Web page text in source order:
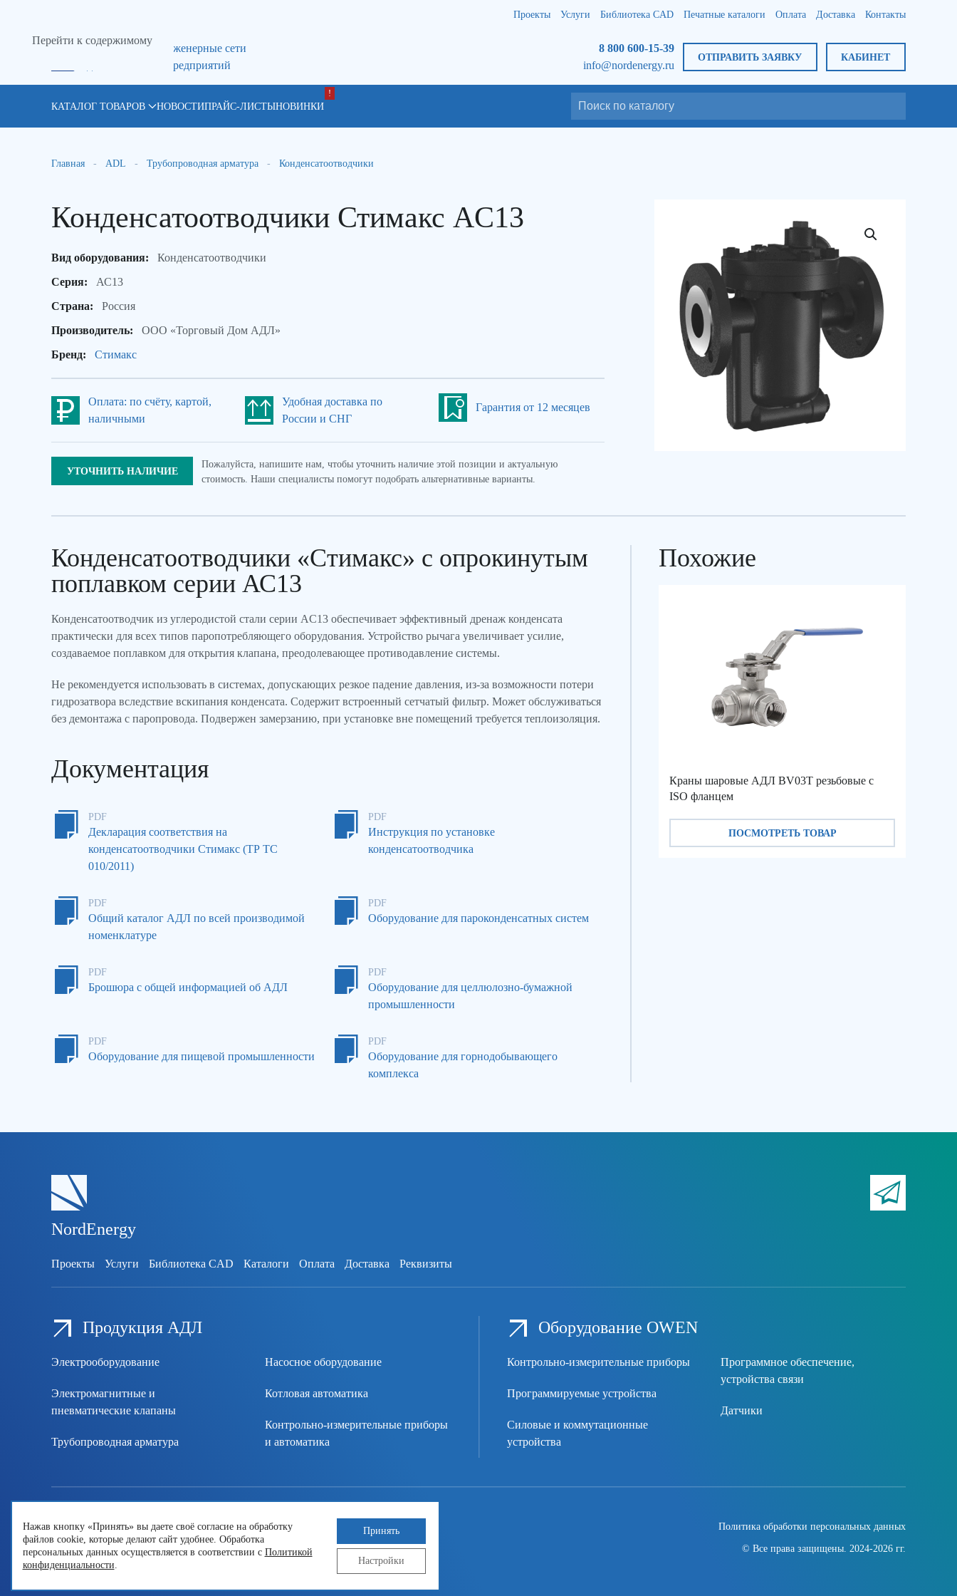
Перейти к содержимому
Проекты Услуги Библиотека CAD Печатные каталоги Оплата Доставка Контакты
NordEnergy — инженерные сети
для компаний и предприятий
8 800 600-15-39
info@nordenergy.ru
ОТПРАВИТЬ ЗАЯВКУ КАБИНЕТ
КАТАЛОГ ТОВАРОВ НОВОСТИПРАЙС-ЛИСТЫНОВИНКИ
Главная ADL Трубопроводная арматура Конденсатоотводчики
Конденсатоотводчики Стимакс AC13
Вид оборудования:
Конденсатоотводчики
Серия:
АС13
Страна:
Россия
Производитель:
ООО «Торговый Дом АДЛ»
Бренд:
Стимакс
Оплата: по счёту, картой,
наличными
Удобная доставка по
России и СНГ
Гарантия от 12 месяцев
УТОЧНИТЬ НАЛИЧИЕ
Пожалуйста, напишите нам, чтобы уточнить наличие этой позиции и актуальную
стоимость. Наши специалисты помогут подобрать альтернативные варианты.
Конденсатоотводчики «Стимакс» с опрокинутым
поплавком серии АС13
Конденсатоотводчик из углеродистой стали серии AC13 обеспечивает эффективный дренаж конденсата
практически для всех типов паропотребляющего оборудования. Устройство рычага увеличивает усилие,
создаваемое поплавком для открытия клапана, преодолевающее противодавление системы.
Не рекомендуется использовать в системах, допускающих резкое падение давления, из-за возможности потери
гидрозатвора вследствие вскипания конденсата. Содержит встроенный сетчатый фильтр. Может обслуживаться
без демонтажа с паропровода. Подвержен замерзанию, при установке вне помещений требуется теплоизоляция.
Документация
PDF
Декларация соответствия на
конденсатоотводчики Стимакс (ТР ТС
010/2011)
PDF
Инструкция по установке
конденсатоотводчика
PDF
Общий каталог АДЛ по всей производимой
номенклатуре
PDF
Оборудование для пароконденсатных систем
PDF
Брошюра с общей информацией об АДЛ
PDF
Оборудование для целлюлозно-бумажной
промышленности
PDF
Оборудование для пищевой промышленности
PDF
Оборудование для горнодобывающего
комплекса
Похожие
Краны шаровые АДЛ BV03T резьбовые с
ISO фланцем
ПОСМОТРЕТЬ ТОВАР
NordEnergy
Проекты Услуги Библиотека CAD Каталоги Оплата Доставка Реквизиты
Продукция АДЛ
Электрооборудование
Электромагнитные и
пневматические клапаны
Трубопроводная арматура
Насосное оборудование
Котловая автоматика
Контрольно-измерительные приборы
и автоматика
Оборудование OWEN
Контрольно-измерительные приборы
Программируемые устройства
Силовые и коммутационные
устройства
Программное обеспечение,
устройства связи
Датчики
г. Санкт-Петербург, ул. Маршала Говорова 35, офис №323
8 800 600-15-39,info@nordenergy.ru , Контакты
Политика обработки персональных данных
© Все права защищены. 2024-2026 гг.
Нажав кнопку «Принять» вы даете своё согласие на обработку
файлов cookie, которые делают сайт удобнее. Обработка
персональных данных осуществляется в соответствии с Политикой
конфиденциальности
Принять
Настройки